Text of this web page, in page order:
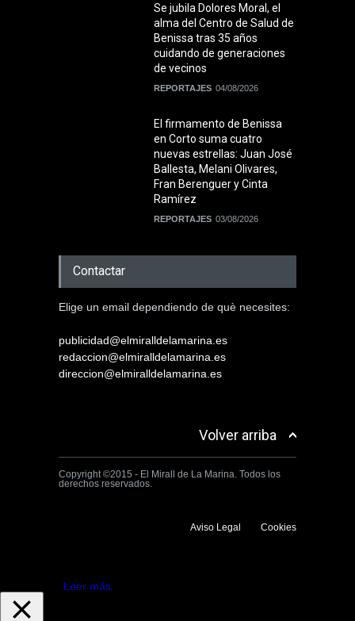
Se jubila Dolores Moral, el
alma del Centro de Salud de
Benissa tras 35 años
cuidando de generaciones
de vecinos
REPORTAJES 04/08/2026
El firmamento de Benissa
en Corto suma cuatro
nuevas estrellas: Juan José
Ballesta, Melani Olivares,
Fran Berenguer y Cinta
Ramírez
REPORTAJES 03/08/2026
Contactar
Elige un email dependiendo de què necesites:
publicidad@elmiralldelamarina.es
redaccion@elmiralldelamarina.es
direccion@elmiralldelamarina.es
Volver arriba
Copyright ©2015 - El Mirall de La Marina. Todos los
derechos reservados.
Aviso Legal Cookies
Leer más